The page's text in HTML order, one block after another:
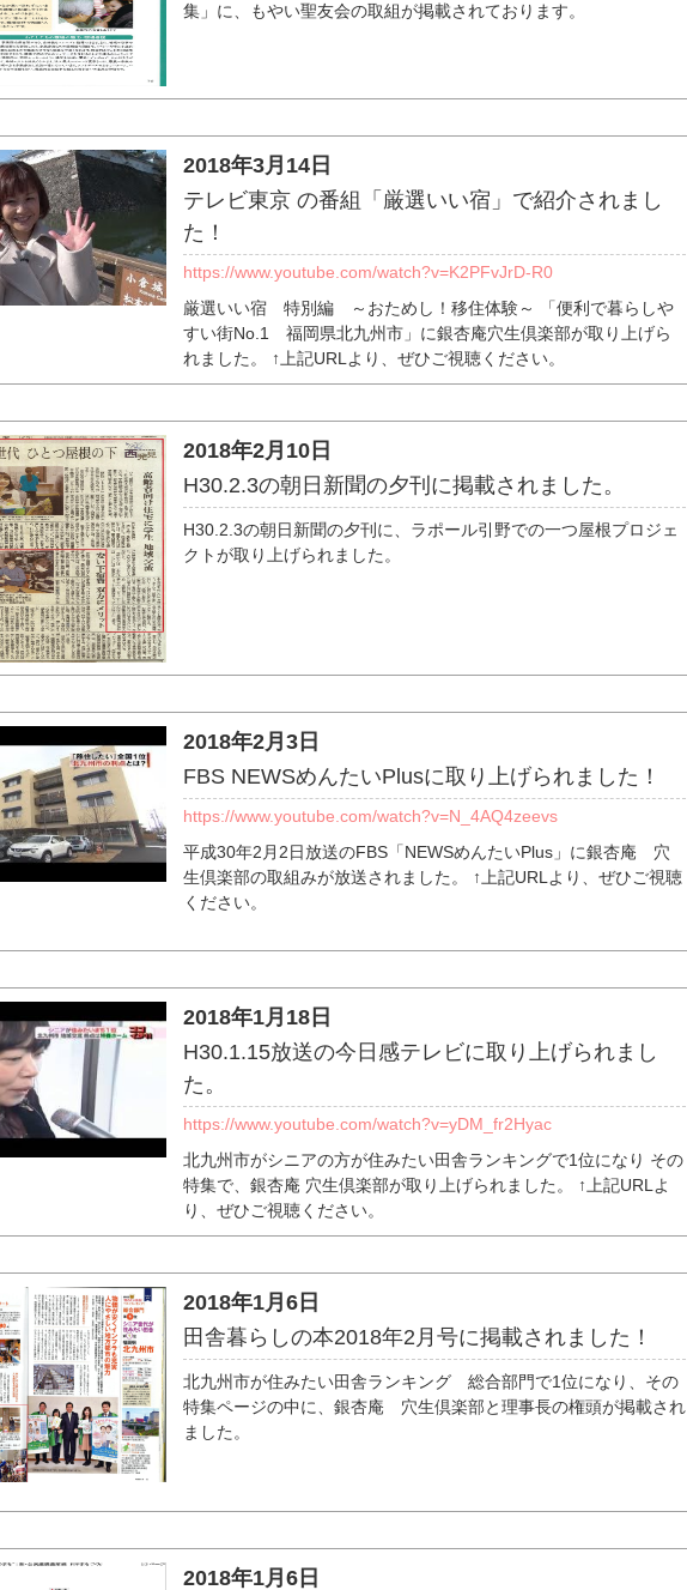
集」に、もやい聖友会の取組が掲載されております。
2018年3月14日
テレビ東京 の番組「厳選いい宿」で紹介されまし
た！
https://www.youtube.com/watch?v=K2PFvJrD-R0
厳選いい宿 特別編 ～おためし！移住体験～ 「便利で暮らしや
すい街No.1 福岡県北九州市」に銀杏庵穴生倶楽部が取り上げら
れました。 ↑上記URLより、ぜひご視聴ください。
2018年2月10日
H30.2.3の朝日新聞の夕刊に掲載されました。
H30.2.3の朝日新聞の夕刊に、ラポール引野での一つ屋根プロジェ
クトが取り上げられました。
2018年2月3日
FBS NEWSめんたいPlusに取り上げられました！
https://www.youtube.com/watch?v=N_4AQ4zeevs
平成30年2月2日放送のFBS「NEWSめんたいPlus」に銀杏庵 穴
生倶楽部の取組みが放送されました。 ↑上記URLより、ぜひご視聴
ください。
2018年1月18日
H30.1.15放送の今日感テレビに取り上げられまし
た。
https://www.youtube.com/watch?v=yDM_fr2Hyac
北九州市がシニアの方が住みたい田舎ランキングで1位になり その
特集で、銀杏庵 穴生倶楽部が取り上げられました。 ↑上記URLよ
り、ぜひご視聴ください。
2018年1月6日
田舎暮らしの本2018年2月号に掲載されました！
北九州市が住みたい田舎ランキング 総合部門で1位になり、その
特集ページの中に、銀杏庵 穴生倶楽部と理事長の権頭が掲載され
ました。
2018年1月6日